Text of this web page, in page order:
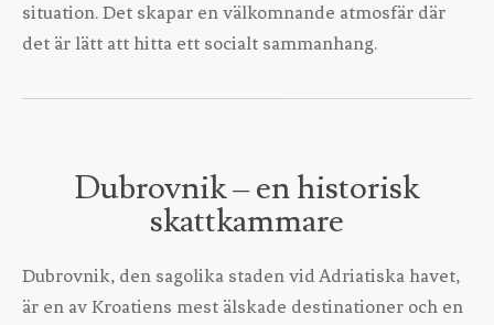
situation. Det skapar en välkomnande atmosfär där
det är lätt att hitta ett socialt sammanhang.
Dubrovnik – en historisk
skattkammare
Dubrovnik, den sagolika staden vid Adriatiska havet,
är en av Kroatiens mest älskade destinationer och en